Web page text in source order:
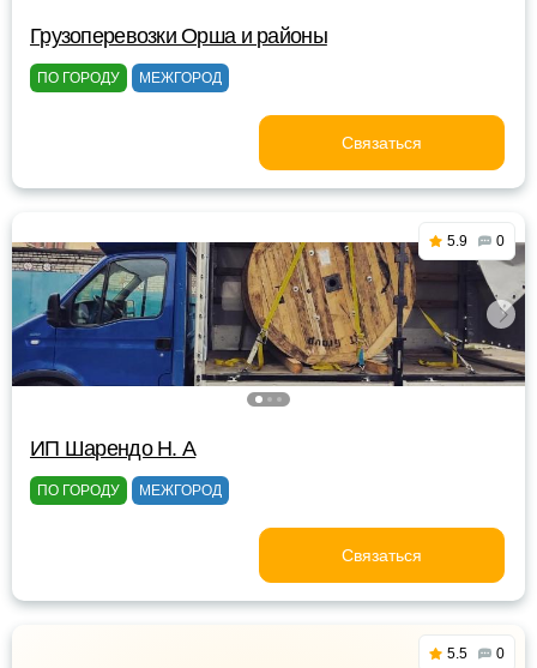
Грузоперевозки Орша и районы
ПО ГОРОДУ МЕЖГОРОД
Связаться
5.9 0
ИП Шарендо Н. А
ПО ГОРОДУ МЕЖГОРОД
Связаться
5.5 0